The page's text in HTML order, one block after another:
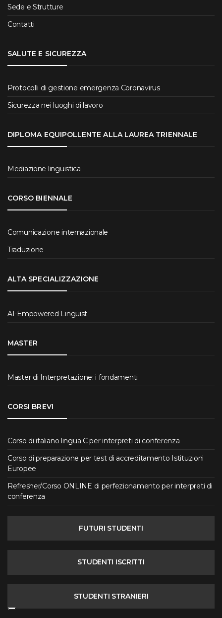
Sede e Strutture
Contatti
SALUTE E SICUREZZA
Protocolli di gestione emergenza Coronavirus
Sicurezza nei luoghi di lavoro
DIPLOMA EQUIPOLLENTE ALLA LAUREA TRIENNALE
Mediazione linguistica
CORSO BIENNALE
Comunicazione internazionale
Traduzione
ALTA SPECIALIZZAZIONE
AI-Empowered Linguist
MASTER
Master di Interpretazione: i fondamenti
CORSI BREVI
Corso di italiano lingua C per interpreti di conferenza
Corso di preparazione per test di accreditamento Istituzioni
Europee
Refresher/Corso ONLINE di perfezionamento per interpreti di
conferenza
FUTURI STUDENTI
STUDENTI ISCRITTI
STUDENTI STRANIERI